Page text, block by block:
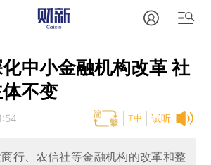
中小金融机构改革 社
不变
试听
T中
行、农信社等金融机构的改革和整